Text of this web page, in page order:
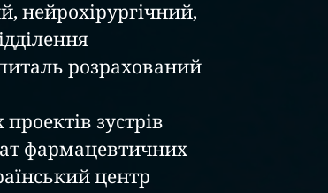
нейрохірургічний,
розрахований
фармацевтичних
центр